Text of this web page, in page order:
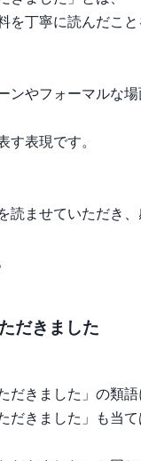
を丁寧に読んだこ
ンやフォーマルな
す表現です。
読ませていただき
だきました
だきました」の類
だきました」も当て